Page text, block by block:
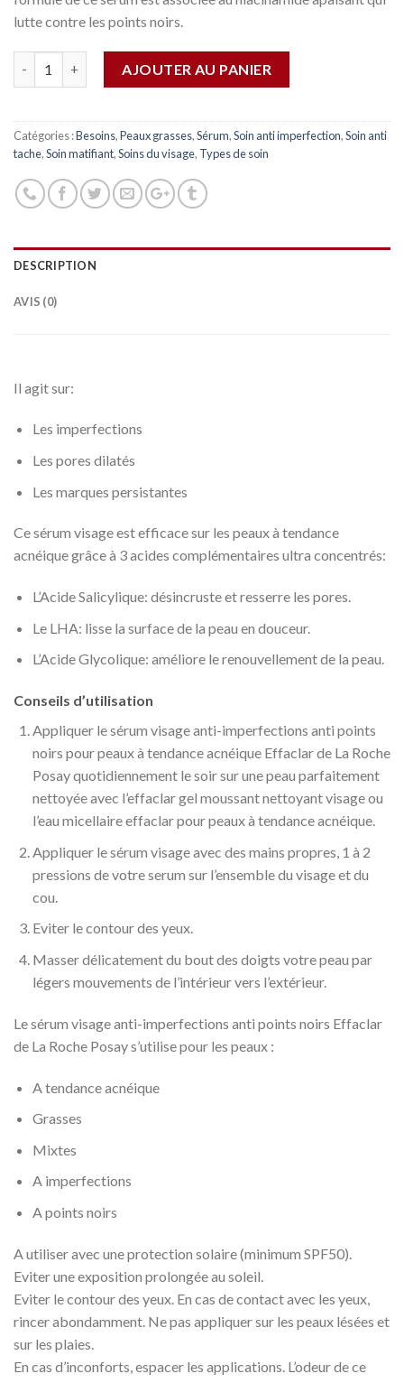
lutte contre les points noirs.
AJOUTER AU PANIER
Catégories :Besoins,Peaux grasses,Sérum,Soin anti imperfection,Soin anti
tache,Soin matifiant,Soins du visage, Types de soin
DESCRIPTION
AVIS (0)
Il agit sur:
Les imperfections
Les pores dilatés
Les marques persistantes
Ce sérum visage est efficace sur les peaux à tendance
acnéique grâce à 3 acides complémentaires ultra concentrés:
L’Acide Salicylique: désincruste et resserre les pores.
Le LHA: lisse la surface de la peau en douceur.
L’Acide Glycolique: améliore le renouvellement de la peau.
Conseils d’utilisation
Appliquer le sérum visage anti-imperfections anti points
noirs pour peaux à tendance acnéique Effaclar de La Roche
Posay quotidiennement le soir sur une peau parfaitement
nettoyée avec l’effaclar gel moussant nettoyant visage ou
l’eau micellaire effaclar pour peaux à tendance acnéique.
Appliquer le sérum visage avec des mains propres, 1 à 2
pressions de votre serum sur l’ensemble du visage et du
cou.
Eviter le contour des yeux.
Masser délicatement du bout des doigts votre peau par
légers mouvements de l’intérieur vers l’extérieur.
Le sérum visage anti-imperfections anti points noirs Effaclar
de La Roche Posay s’utilise pour les peaux :
A tendance acnéique
Grasses
Mixtes
A imperfections
A points noirs
A utiliser avec une protection solaire (minimum SPF50).
Eviter une exposition prolongée au soleil.
Eviter le contour des yeux. En cas de contact avec les yeux,
rincer abondamment. Ne pas appliquer sur les peaux lésées et
sur les plaies.
En cas d’inconforts, espacer les applications. L’odeur de ce